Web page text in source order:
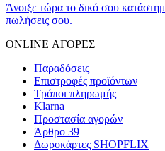
Άνοιξε τώρα το δικό σου
πωλήσεις σου.
ONLINE ΑΓΟΡΕΣ
Παραδόσεις
Επιστροφές προϊόντων
Τρόποι πληρωμής
Klarna
Προστασία αγορών
Άρθρο 39
Δωροκάρτες SHOPFLIX